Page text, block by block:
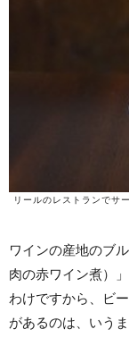
リールのレストランでサ
ワインの産地のブ
肉の赤ワイン煮）
わけですから、ビ
があるのは、いう